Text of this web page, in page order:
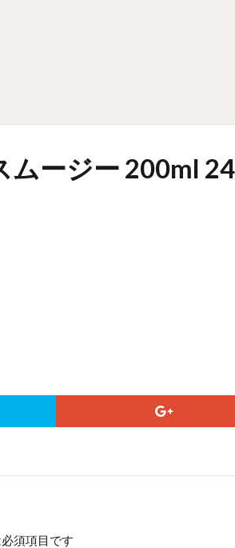
ムージー 200ml
須項目です